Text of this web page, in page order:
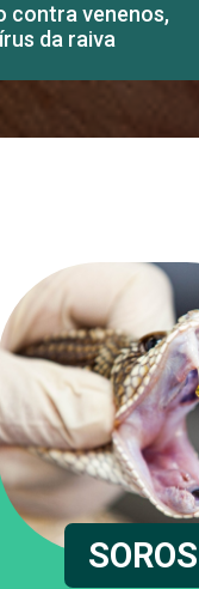
contra venenos,
da raiva
SOROS